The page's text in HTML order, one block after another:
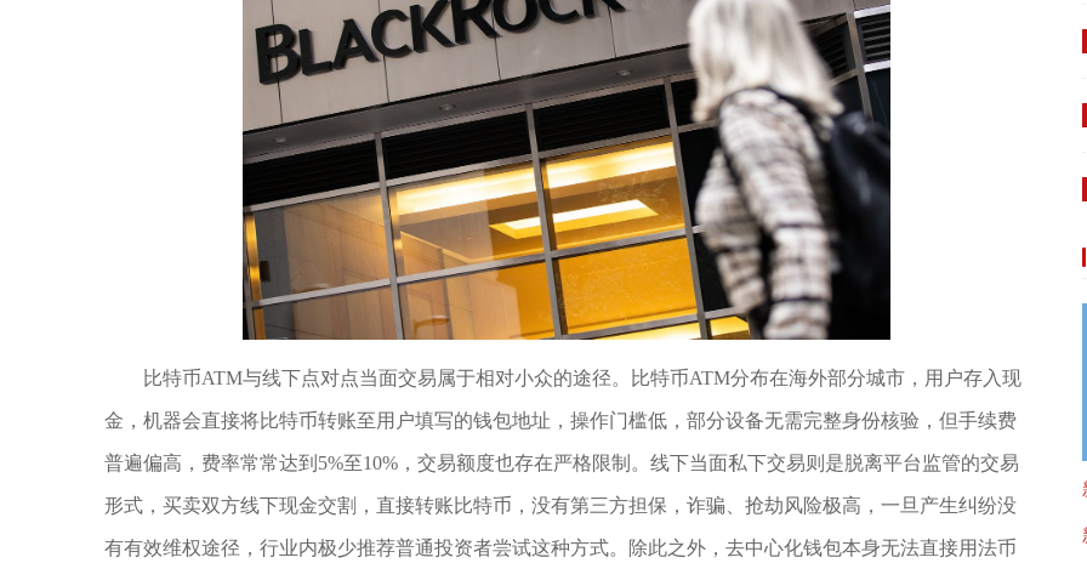
比特币ATM与线下点对点当面交易属于相对小众的途径。比特币ATM分布在海外部分城市，用户存入现
金，机器会直接将比特币转账至用户填写的钱包地址，操作门槛低，部分设备无需完整身份核验，但手续费
普遍偏高，费率常常达到5%至10%，交易额度也存在严格限制。线下当面私下交易则是脱离平台监管的交易
形式，买卖双方线下现金交割，直接转账比特币，没有第三方担保，诈骗、抢劫风险极高，一旦产生纠纷没
有有效维权途径，行业内极少推荐普通投资者尝试这种方式。除此之外，去中心化钱包本身无法直接用法币